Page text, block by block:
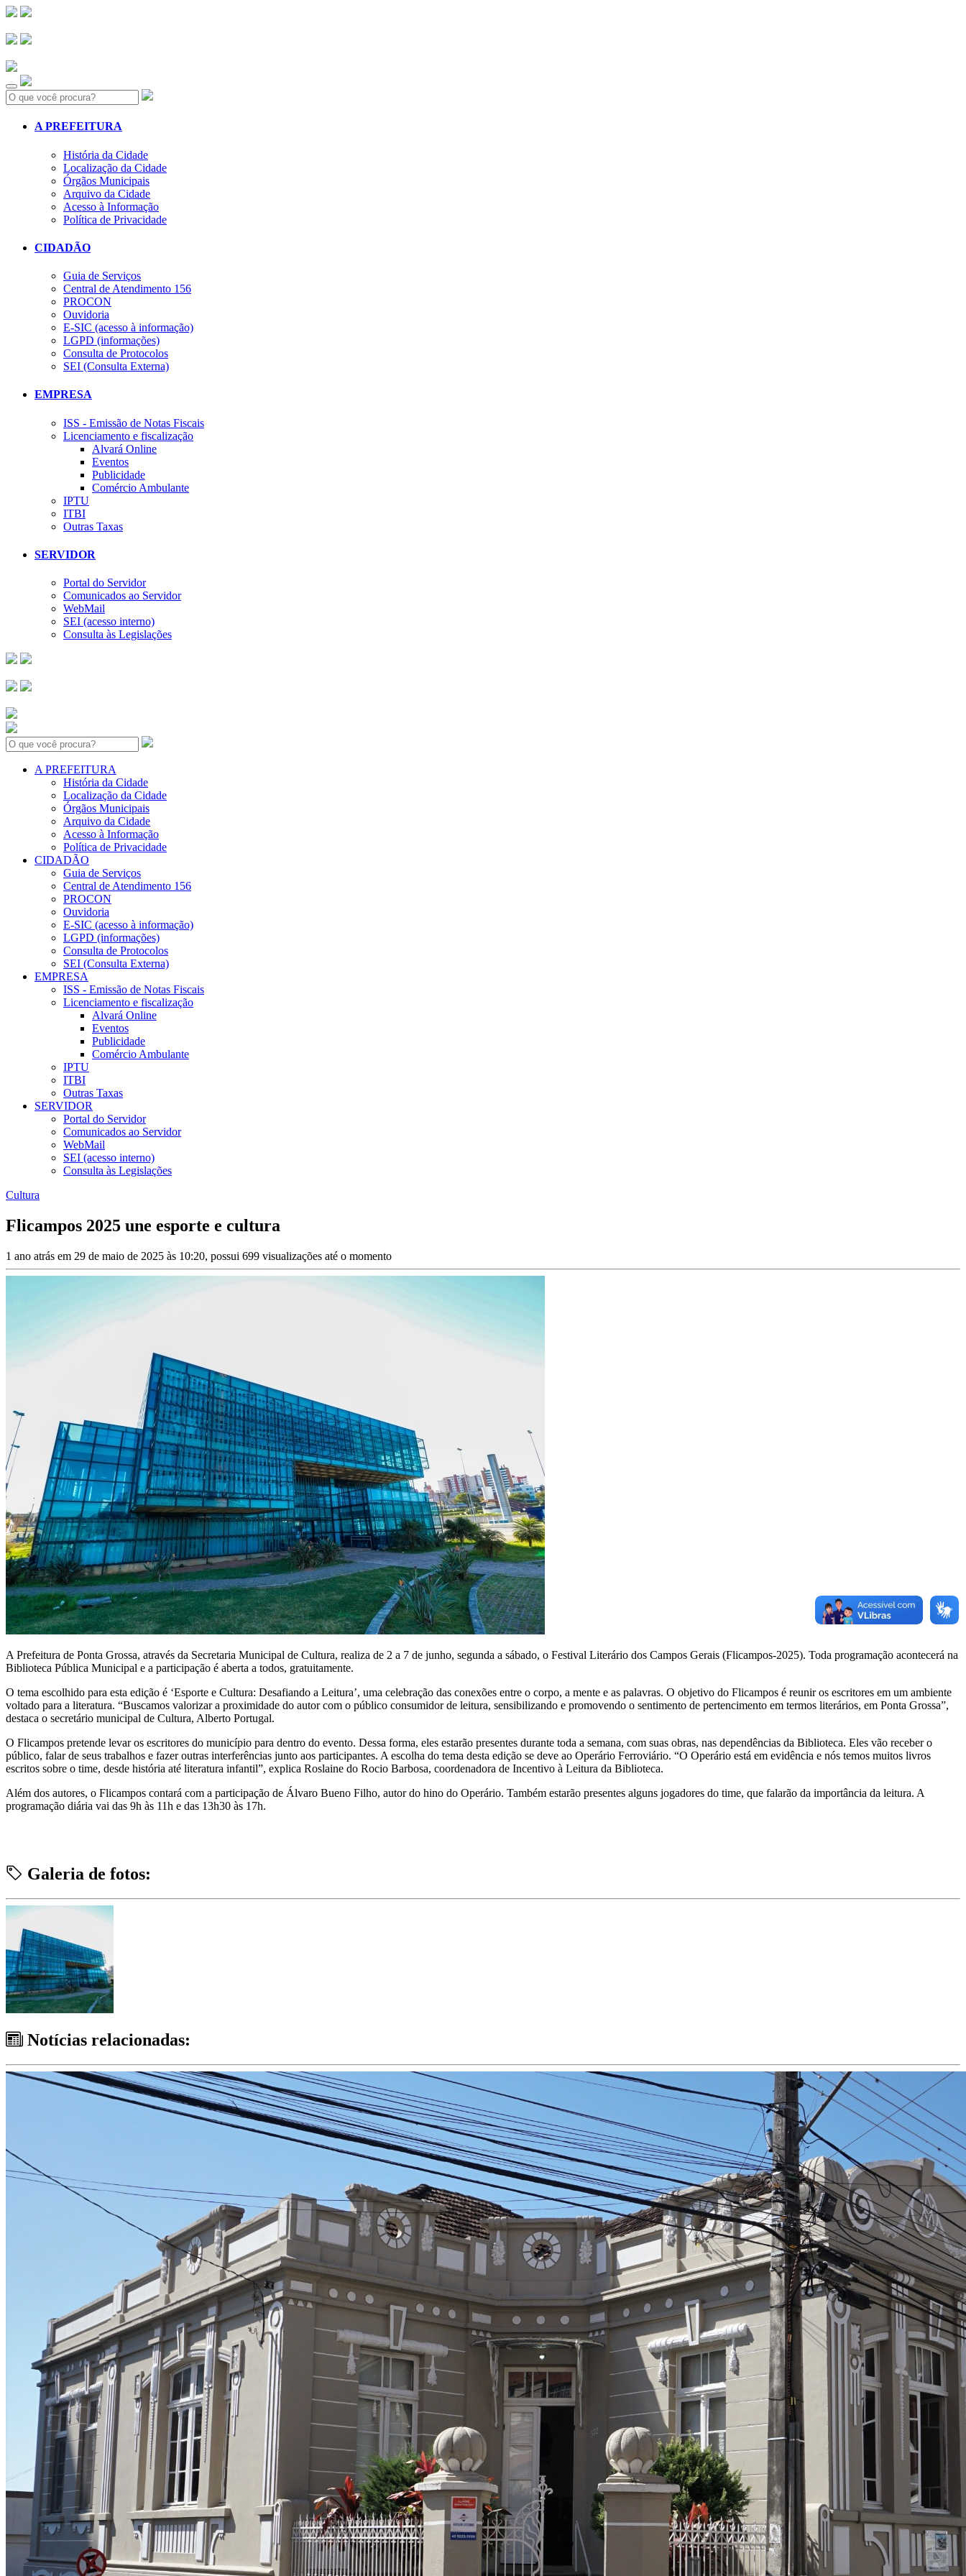
Search:
A PREFEITURA
História da Cidade
Localização da Cidade
Órgãos Municipais
Arquivo da Cidade
Acesso à Informação
Política de Privacidade
CIDADÃO
Guia de Serviços
Central de Atendimento 156
PROCON
Ouvidoria
E-SIC (acesso à informação)
LGPD (informações)
Consulta de Protocolos
SEI (Consulta Externa)
EMPRESA
ISS - Emissão de Notas Fiscais
Licenciamento e fiscalização
Alvará Online
Eventos
Publicidade
Comércio Ambulante
IPTU
ITBI
Outras Taxas
SERVIDOR
Portal do Servidor
Comunicados ao Servidor
WebMail
SEI (acesso interno)
Consulta às Legislações
Search:
A PREFEITURA
História da Cidade
Localização da Cidade
Órgãos Municipais
Arquivo da Cidade
Acesso à Informação
Política de Privacidade
CIDADÃO
Guia de Serviços
Central de Atendimento 156
PROCON
Ouvidoria
E-SIC (acesso à informação)
LGPD (informações)
Consulta de Protocolos
SEI (Consulta Externa)
EMPRESA
ISS - Emissão de Notas Fiscais
Licenciamento e fiscalização
Alvará Online
Eventos
Publicidade
Comércio Ambulante
IPTU
ITBI
Outras Taxas
SERVIDOR
Portal do Servidor
Comunicados ao Servidor
WebMail
SEI (acesso interno)
Consulta às Legislações
Cultura
Flicampos 2025 une esporte e cultura
1 ano atrás em 29 de maio de 2025 às 10:20, possui 699 visualizações até o momento
A Prefeitura de Ponta Grossa, através da Secretaria Municipal de Cultura, realiza de 2 a 7 de junho, segunda a sábado, o Festival Literário dos Campos Gerais (Flicampos-2025). Toda programação acontecerá na
Biblioteca Pública Municipal e a participação é aberta a todos, gratuitamente.
O tema escolhido para esta edição é ‘Esporte e Cultura: Desafiando a Leitura’, uma celebração das conexões entre o corpo, a mente e as palavras. O objetivo do Flicampos é reunir os escritores em um ambiente
voltado para a literatura. “Buscamos valorizar a proximidade do autor com o público consumidor de leitura, sensibilizando e promovendo o sentimento de pertencimento em termos literários, em Ponta Grossa”,
destaca o secretário municipal de Cultura, Alberto Portugal.
O Flicampos pretende levar os escritores do município para dentro do evento. Dessa forma, eles estarão presentes durante toda a semana, com suas obras, nas dependências da Biblioteca. Eles vão receber o
público, falar de seus trabalhos e fazer outras interferências junto aos participantes. A escolha do tema desta edição se deve ao Operário Ferroviário. “O Operário está em evidência e nós temos muitos livros
escritos sobre o time, desde história até literatura infantil”, explica Roslaine do Rocio Barbosa, coordenadora de Incentivo à Leitura da Biblioteca.
Além dos autores, o Flicampos contará com a participação de Álvaro Bueno Filho, autor do hino do Operário. Também estarão presentes alguns jogadores do time, que falarão da importância da leitura. A
programação diária vai das 9h às 11h e das 13h30 às 17h.
Galeria de fotos:
Notícias relacionadas: